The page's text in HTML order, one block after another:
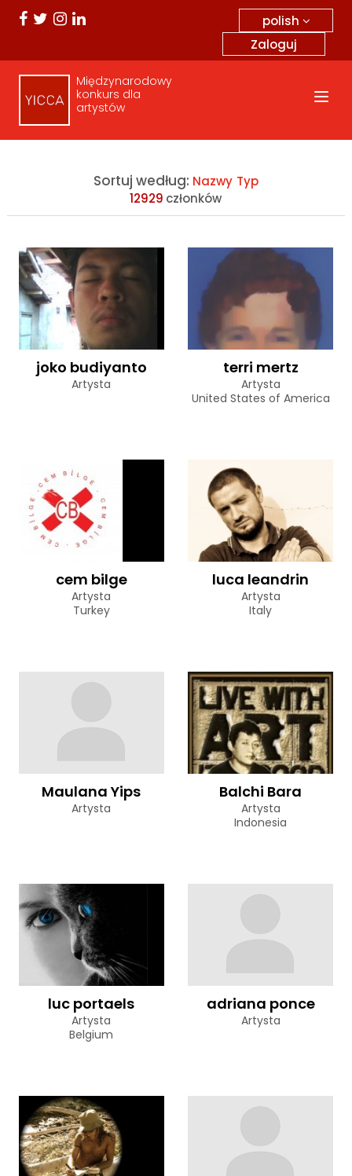
polish
Zaloguj
Międzynarodowy
konkurs dla
artystów
Sortuj według: Nazwy Typ
12929 członków
joko budiyanto
Artysta
terri mertz
Artysta
United States of America
cem bilge
Artysta
Turkey
luca leandrin
Artysta
Italy
Maulana Yips
Artysta
Balchi Bara
Artysta
Indonesia
luc portaels
Artysta
Belgium
adriana ponce
Artysta